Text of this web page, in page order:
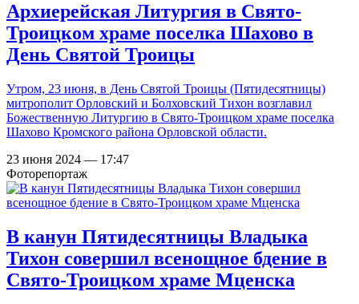
Архиерейская Литургия в Свято-
Троицком храме поселка Шахово в
День Святой Троицы
Утром, 23 июня, в День Святой Троицы (Пятидесятницы)
митрополит Орловский и Болховский Тихон возглавил
Божественную Литургию в Свято-Троицком храме поселка
Шахово Кромского района Орловской области.
23 июня 2024 — 17:47
Фоторепортаж
В канун Пятидесятницы Владыка
Тихон совершил всенощное бдение в
Свято-Троицком храме Мценска